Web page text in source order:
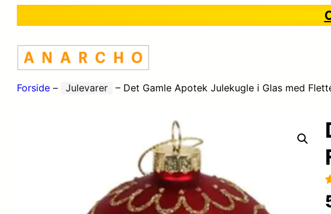
Forside – Julevarer – Det Gamle Apotek Julekugle i Glas med